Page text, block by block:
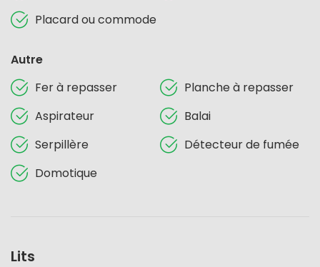
Placard ou commode
Autre
Fer à repasser
Planche à repasser
Aspirateur
Balai
Serpillère
Détecteur de fumée
Domotique
Lits